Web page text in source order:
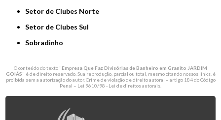
Setor de Clubes Norte
Setor de Clubes Sul
Sobradinho
O conteúdo do texto "Empresa Que Faz Divisórias de Banheiro em Granito JARDIM
GOIÁS" é de direito reservado. Sua reprodução, parcial ou total, mesmo citando nossos links, é
proibida sem a autorização do autor. Crime de violação de direito autoral – artigo 184 do Código
Penal – Lei 9610/98 - Lei de direitos autorais